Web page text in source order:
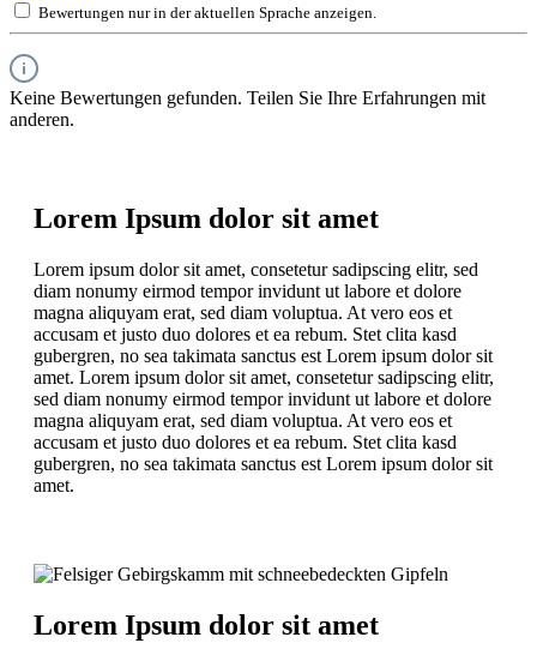
Bewertungen nur in der aktuellen Sprache anzeigen.
Keine Bewertungen gefunden. Teilen Sie Ihre Erfahrungen mit
anderen.
Lorem Ipsum dolor sit amet
Lorem ipsum dolor sit amet, consetetur sadipscing elitr, sed
diam nonumy eirmod tempor invidunt ut labore et dolore
magna aliquyam erat, sed diam voluptua. At vero eos et
accusam et justo duo dolores et ea rebum. Stet clita kasd
gubergren, no sea takimata sanctus est Lorem ipsum dolor sit
amet. Lorem ipsum dolor sit amet, consetetur sadipscing elitr,
sed diam nonumy eirmod tempor invidunt ut labore et dolore
magna aliquyam erat, sed diam voluptua. At vero eos et
accusam et justo duo dolores et ea rebum. Stet clita kasd
gubergren, no sea takimata sanctus est Lorem ipsum dolor sit
amet.
Lorem Ipsum dolor sit amet